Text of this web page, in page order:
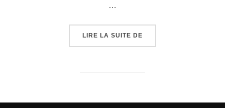
…
LIRE LA SUITE DE